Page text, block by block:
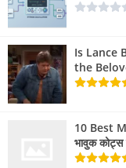
Is Lance
the
10 Best
भावुक कोट्स